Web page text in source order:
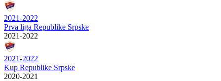
2021-2022
Prva liga Republike Srpske
2021-2022
2021-2022
Kup Republike Srpske
2020-2021